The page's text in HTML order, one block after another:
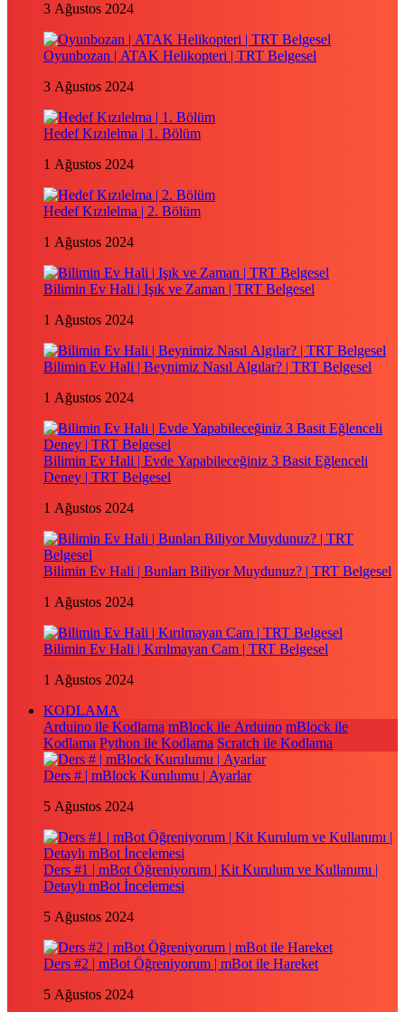
3 Ağustos 2024
Oyunbozan | ATAK Helikopteri | TRT Belgesel
3 Ağustos 2024
Hedef Kızılelma | 1. Bölüm
1 Ağustos 2024
Hedef Kızılelma | 2. Bölüm
1 Ağustos 2024
Bilimin Ev Hali | Işık ve Zaman | TRT Belgesel
1 Ağustos 2024
Bilimin Ev Hali | Beynimiz Nasıl Algılar? | TRT Belgesel
1 Ağustos 2024
Bilimin Ev Hali | Evde Yapabileceğiniz 3 Basit Eğlenceli
Deney | TRT Belgesel
1 Ağustos 2024
Bilimin Ev Hali | Bunları Biliyor Muydunuz? | TRT Belgesel
1 Ağustos 2024
Bilimin Ev Hali | Kırılmayan Cam | TRT Belgesel
1 Ağustos 2024
KODLAMA
Arduino ile Kodlama mBlock ile Arduino mBlock ile
Kodlama Python ile Kodlama Scratch ile Kodlama
Ders # | mBlock Kurulumu | Ayarlar
5 Ağustos 2024
Ders #1 | mBot Öğreniyorum | Kit Kurulum ve Kullanımı |
Detaylı mBot İncelemesi
5 Ağustos 2024
Ders #2 | mBot Öğreniyorum | mBot ile Hareket
5 Ağustos 2024